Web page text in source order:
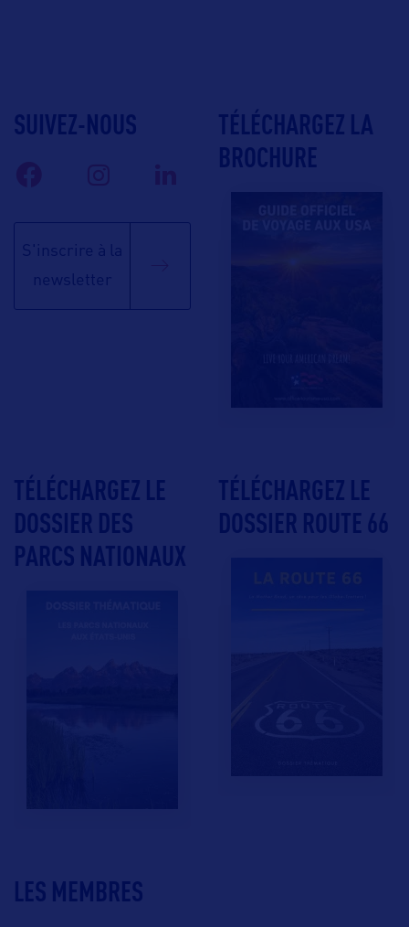
LES MEMBRES
SUIVEZ-NOUS
S'inscrire à la
newsletter
TÉLÉCHARGEZ LA
BROCHURE
TÉLÉCHARGEZ LE
DOSSIER DES
PARCS NATIONAUX
TÉLÉCHARGEZ LE
DOSSIER ROUTE 66